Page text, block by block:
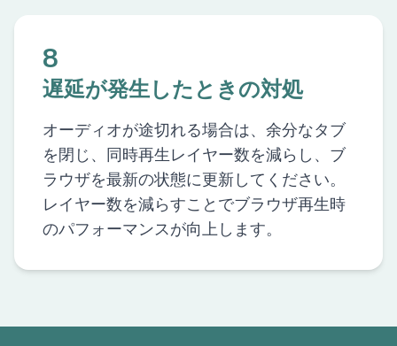
8
遅延が発生したときの対処
オーディオが途切れる場合は、余分なタブ
を閉じ、同時再生レイヤー数を減らし、ブ
ラウザを最新の状態に更新してください。
レイヤー数を減らすことでブラウザ再生時
のパフォーマンスが向上します。